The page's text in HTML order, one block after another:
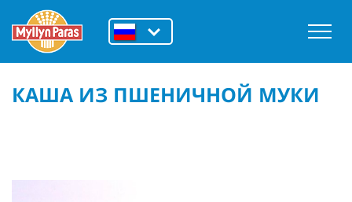
КАША ИЗ ПШЕНИЧНОЙ МУКИ